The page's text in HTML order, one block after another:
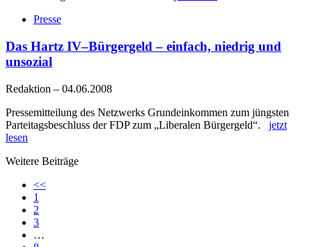
Presse
Das Hartz IV–Bürgergeld – einfach, niedrig und
unsozial
Redaktion – 04.06.2008
Pressemitteilung des Netzwerks Grundeinkommen zum jüngsten
Parteitagsbeschluss der FDP zum „Liberalen Bürgergeld“. jetzt
lesen
Weitere Beiträge
<<
1
2
3
…